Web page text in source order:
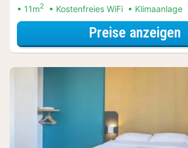
11m2 Kostenfreies WiFi Klimaanlage
Preise anzeigen